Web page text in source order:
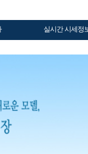
실시간 시세정